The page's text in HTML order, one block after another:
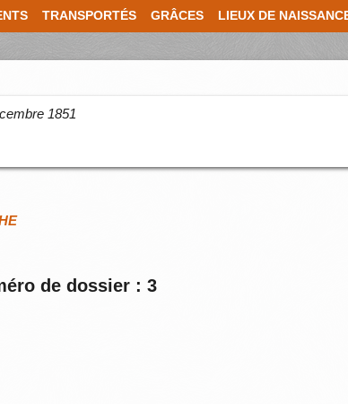
TRANSPORTÉS GRÂCES LIEUX DE
1851
de dossier : 3